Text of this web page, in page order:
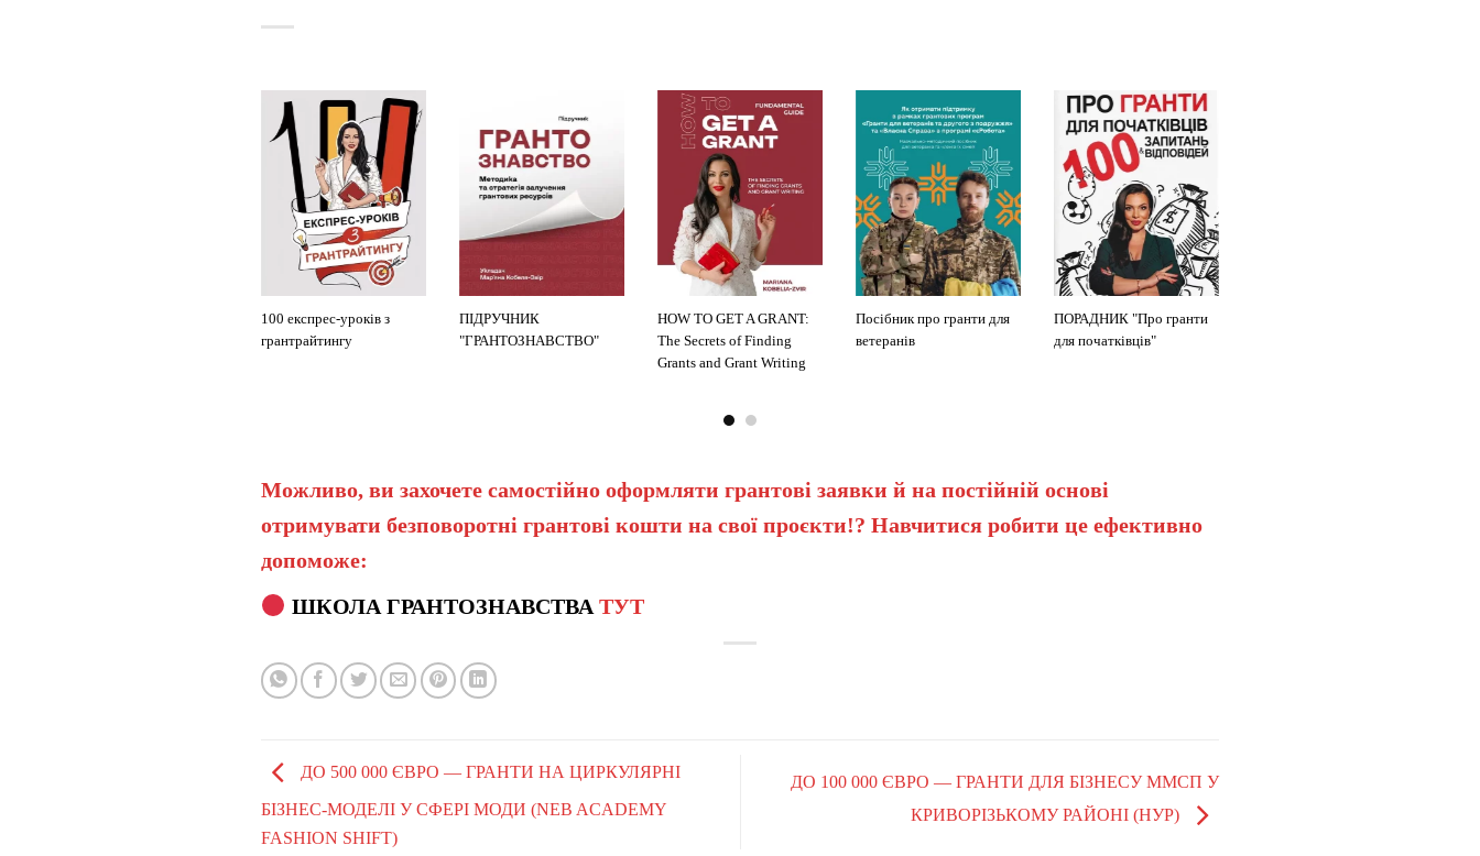
100 експрес-уроків з
грантрайтингу
ПІДРУЧНИК
"ГРАНТОЗНАВСТВО"
HOW TO GET A GRANT:
The Secrets of Finding
Grants and Grant Writing
Посібник про гранти для
ветеранів
ПОРАДНИК "Про гранти
для початківців"
Можливо, ви захочете самостійно оформляти грантові заявки й на постійній основі
отримувати безповоротні грантові кошти на свої проєкти!? Навчитися робити це ефективно
допоможе:
ШКОЛА ГРАНТОЗНАВСТВА ТУТ
ДО 500 000 ЄВРО — ГРАНТИ НА ЦИРКУЛЯРНІ
БІЗНЕС-МОДЕЛІ У СФЕРІ МОДИ (NEB ACADEMY
FASHION SHIFT)
ДО 100 000 ЄВРО — ГРАНТИ ДЛЯ БІЗНЕСУ ММСП У
КРИВОРІЗЬКОМУ РАЙОНІ (НУР)